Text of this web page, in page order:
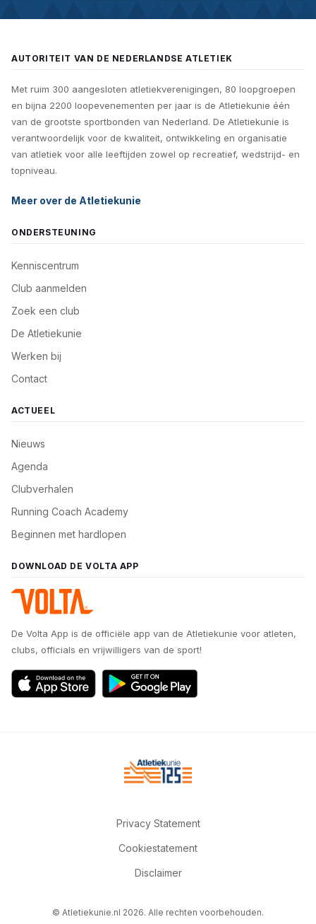
AUTORITEIT VAN DE NEDERLANDSE ATLETIEK
Met ruim 300 aangesloten atletiekverenigingen, 80 loopgroepen
en bijna 2200 loopevenementen per jaar is de Atletiekunie één
van de grootste sportbonden van Nederland. De Atletiekunie is
verantwoordelijk voor de kwaliteit, ontwikkeling en organisatie
van atletiek voor alle leeftijden zowel op recreatief, wedstrijd- en
topniveau.
Meer over de Atletiekunie
ONDERSTEUNING
Kenniscentrum
Club aanmelden
Zoek een club
De Atletiekunie
Werken bij
Contact
ACTUEEL
Nieuws
Agenda
Clubverhalen
Running Coach Academy
Beginnen met hardlopen
DOWNLOAD DE VOLTA APP
De Volta App is de officiële app van de Atletiekunie voor atleten,
clubs, officials en vrijwilligers van de sport!
Privacy Statement
Cookiestatement
Disclaimer
© Atletiekunie.nl 2026. Alle rechten voorbehouden.